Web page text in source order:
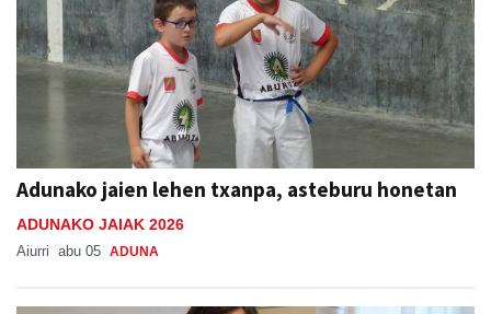
Adunako jaien lehen txanpa, asteburu honetan
ADUNAKO JAIAK 2026
Aiurri abu 05 ADUNA